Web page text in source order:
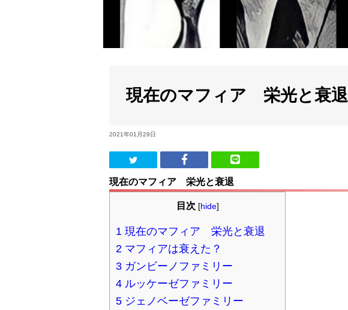
現在のマフィア 栄光と衰退
2021年01月29日
現在のマフィア 栄光と衰退
目次 [hide]
1 現在のマフィア 栄光と衰退
2 マフィアは衰えた？
3 ガンビーノファミリー
4 ルッケーゼファミリー
5 ジェノベーゼファミリー